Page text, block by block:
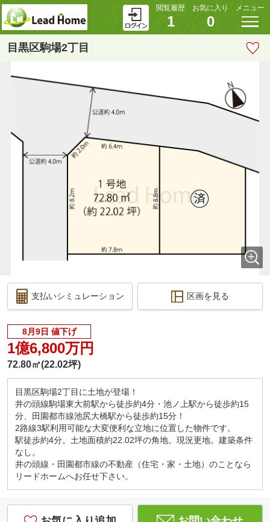
閲覧履歴
1
お気に入り
0
メニュー
目黒区駒場2丁目
支払いシミュレーション 区画を見る
8月9日 値下げ
1億6,800万円
72.80㎡(22.02坪)
目黒区駒場2丁目に土地が登場！
井の頭線駒場東大前駅から徒歩約4分・池ノ上駅から徒歩約15
分、田園都市線池尻大橋駅から徒歩約15分！
2路線3駅利用可能な大変便利な立地に位置した物件です。
駅徒歩約4分。土地面積約22.02坪の角地。現況更地。建築条件
なし。
井の頭線・田園都市線の不動産（住宅・家・土地）のことなら
リードホームへお任せ下さい。